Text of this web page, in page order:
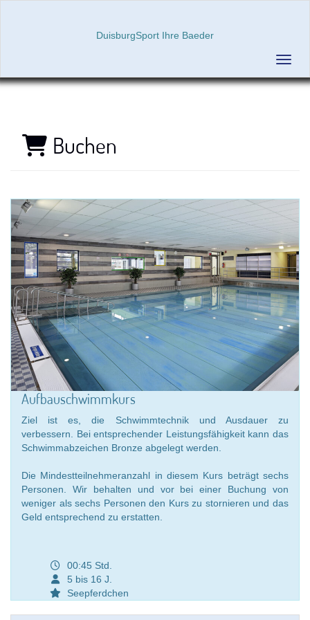
DuisburgSport Ihre Baeder
Menü
Buchen
Aufbauschwimmkurs
Ziel ist es, die Schwimmtechnik und Ausdauer zu
verbessern. Bei entsprechender Leistungsfähigkeit kann das
Schwimmabzeichen Bronze abgelegt werden.
Die Mindestteilnehmeranzahl in diesem Kurs beträgt sechs
Personen. Wir behalten und vor bei einer Buchung von
weniger als sechs Personen den Kurs zu stornieren und das
Geld entsprechend zu erstatten.
00:45 Std.
5 bis 16 J.
Seepferdchen